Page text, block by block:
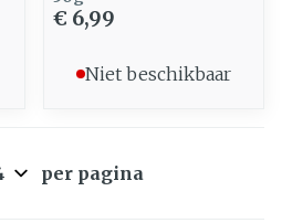
€ 6,99
Niet beschikbaar
per pagina